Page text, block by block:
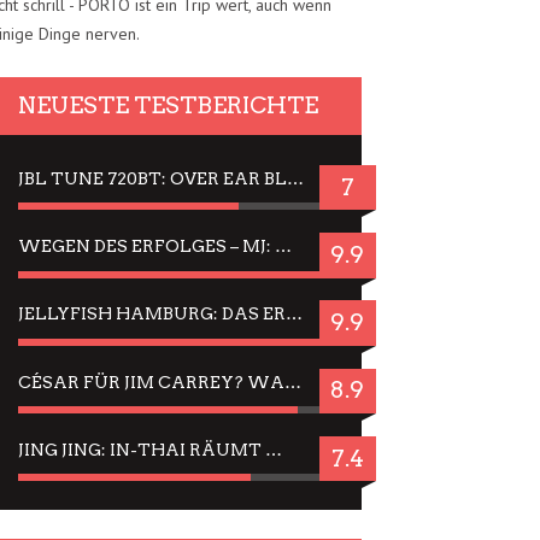
schrill - PORTO ist ein Trip wert, auch wenn
Dinge nerven.
NEUESTE TESTBERICHTE
JBL TUNE 720BT: OVER EAR BLUETOOTH KOPFHÖRER UM DIE 50,-€ IM DAUER-TEST 7
WEGEN DES ERFOLGES – MJ: MICHAEL JACKSON MUSICAL IN EINER MATINEE SEHEN 9.9
JELLYFISH HAMBURG: DAS ERFOLGREICHE SOMMER-MENÜ 2025 IN GEFÜHLEN UND BILDERN 9.9
CÉSAR FÜR JIM CARREY? WARUM DAS EINER DER NERVIGSTEN ACTORS IST UND BLEIBT 8.9
JING JING: IN-THAI RÄUMT WIEDER TITEL AB – EIN ZWEI-STUNDEN-ERLEBNISBERICHT 7.4